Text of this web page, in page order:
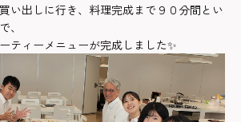
い出しに行き、料理完成まで９０分間とい
、
ティーメニューが完成しました✨